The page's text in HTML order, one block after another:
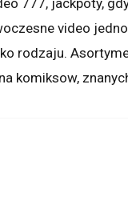
video
rodzaju.
komiksow,